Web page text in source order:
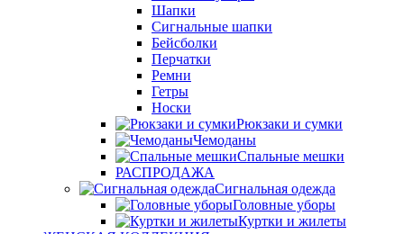
Шапки
Сигнальные шапки
Бейсболки
Перчатки
Ремни
Гетры
Носки
Рюкзаки и сумки
Чемоданы
Спальные мешки
РАСПРОДАЖА
Сигнальная одежда
Головные уборы
Куртки и жилеты